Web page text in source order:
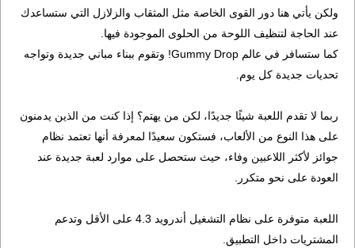
ولكن يأتي هنا دور القوى الخاصة مثل المثقاب والزلازل التي ستساعدك
عند الحاجة لتنظيف اللوحة من الحلوى الموجودة فيها.
كما ستسافر في عالم Gummy Drop! وتقوم ببناء مباني جديدة وتواجه
تحديات جديدة كل يوم.
ربما لا تقدم اللعبة شيئًا جديدًا، لكن من يهتم؟ إذا كنت من الذين يدمنون
على هذا النوع من الألعاب، فستكون سعيدًا لمعرفة أنها تعتمد نظام
جوائز لأكثر اللاعبين وفاء، حيث ستحصل على موارد لعبة جديدة عند
العودة على نحو متكرر.
اللعبة متوفرة على نظام التشغيل أندرويد 4.3 على الأقل وتدعم
المشتريات داخل التطبيق.